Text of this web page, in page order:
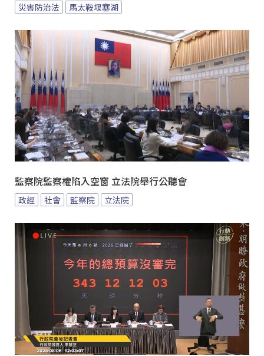
災害防治法
馬太鞍堰塞湖
監察院監察權陷入空窗 立法院舉行公聽會
政經 社會 監察院 立法院